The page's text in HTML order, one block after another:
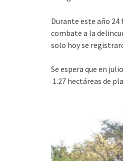
Durante este año 24
combate a la
solo hoy se
Se espera que en
1.27 hectáreas de